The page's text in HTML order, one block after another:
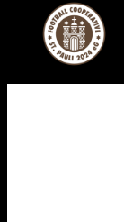
Inhalt
springen